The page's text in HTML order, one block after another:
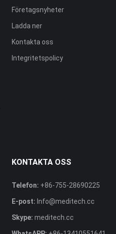
Företagsnyheter
Ladda ner
Kontakta oss
Integritetspolicy
KONTAKTA OSS
Telefon: +86-755-28690225
E-post: Info@meditech.cc
Skype: meditech.cc